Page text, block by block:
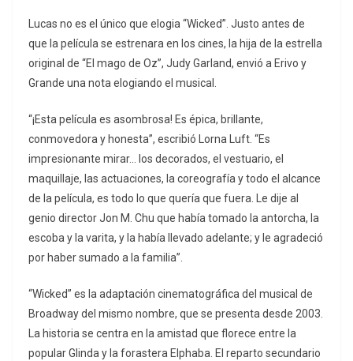
Lucas no es el único que elogia “Wicked”. Justo antes de
que la película se estrenara en los cines, la hija de la estrella
original de “El mago de Oz”, Judy Garland, envió a Erivo y
Grande una nota elogiando el musical.
“¡Esta película es asombrosa! Es épica, brillante,
conmovedora y honesta”, escribió Lorna Luft. “Es
impresionante mirar… los decorados, el vestuario, el
maquillaje, las actuaciones, la coreografía y todo el alcance
de la película, es todo lo que quería que fuera. Le dije al
genio director Jon M. Chu que había tomado la antorcha, la
escoba y la varita, y la había llevado adelante; y le agradeció
por haber sumado a la familia”.
“Wicked” es la adaptación cinematográfica del musical de
Broadway del mismo nombre, que se presenta desde 2003.
La historia se centra en la amistad que florece entre la
popular Glinda y la forastera Elphaba. El reparto secundario